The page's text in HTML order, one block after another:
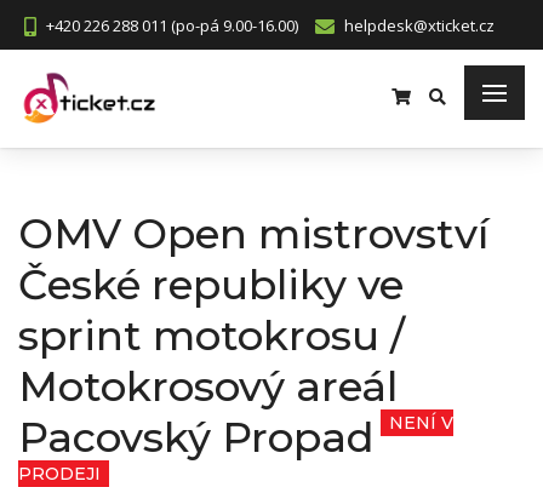
+420 226 288 011 (po-pá 9.00-16.00) helpdesk@xticket.cz
OMV Open mistrovství
České republiky ve
sprint motokrosu /
Motokrosový areál
Pacovský Propad
NENÍ V
PRODEJI